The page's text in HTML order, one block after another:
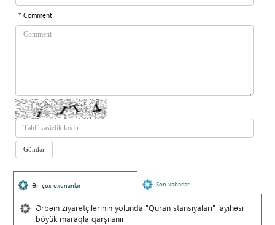
* Comment
Ən çox oxunanlar Son xəbərlər
Ərbəin ziyarətçilərinin yolunda "Quran stansiyaları" layihəsi
böyük maraqla qarşılanır